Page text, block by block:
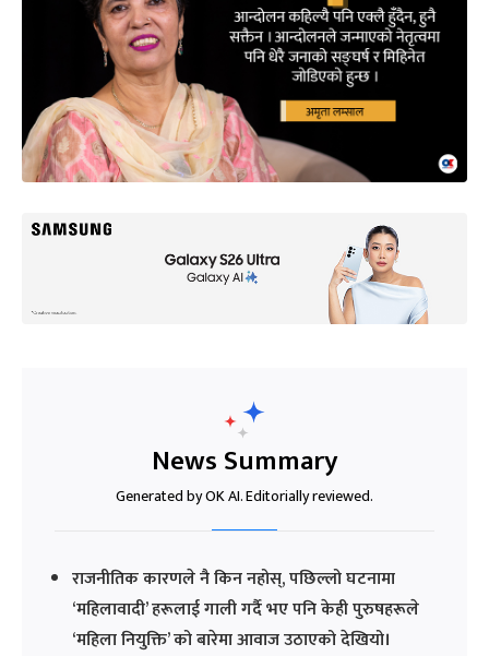
News Summary
Generated by OK AI. Editorially reviewed.
राजनीतिक कारणले नै किन नहोस्, पछिल्लो घटनामा
‘महिलावादी’ हरूलाई गाली गर्दै भए पनि केही पुरुषहरूले
‘महिला नियुक्ति’ को बारेमा आवाज उठाएको देखियो।